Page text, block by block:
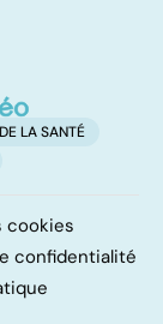
LA SANTÉ
cookies
confidentialité